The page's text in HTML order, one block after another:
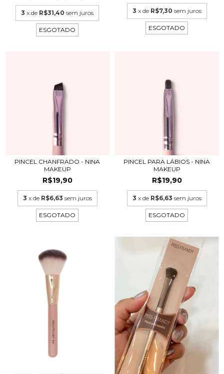
3 x de R$31,40 sem juros
ESGOTADO
3 x de R$7,30 sem juros
ESGOTADO
PINCEL CHANFRADO - NINA
MAKEUP
R$19,90
3 x de R$6,63 sem juros
ESGOTADO
PINCEL PARA LÁBIOS - NINA
MAKEUP
R$19,90
3 x de R$6,63 sem juros
ESGOTADO